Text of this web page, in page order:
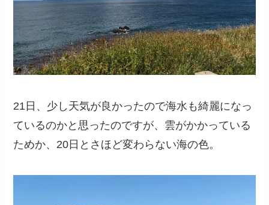
21日、少し天気が良かったので海水も綺麗になっ
ているのかと思ったのですが、雲がかかっている
ためか、20日とさほど変わらない海の色。